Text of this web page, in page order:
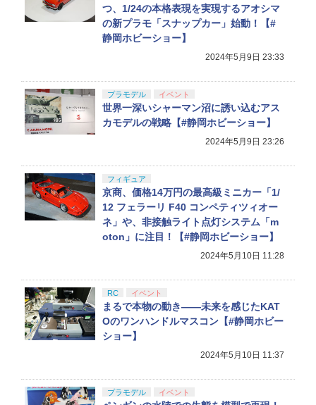
つ、1/24の本格表現を実現するアオシマ
の新プラモ「スナップカー」始動！【#
静岡ホビーショー】
2024年5月9日 23:33
プラモデル イベント
世界一深いシャーマン沼に誘い込むアス
カモデルの戦略【#静岡ホビーショー】
2024年5月9日 23:26
フィギュア
京商、価格14万円の最高級ミニカー「1/
12 フェラーリ F40 コンペティツィオー
ネ」や、非接触ライト点灯システム「m
oton」に注目！【#静岡ホビーショー】
2024年5月10日 11:28
RC イベント
まるで本物の動き――未来を感じたKAT
Oのワンハンドルマスコン【#静岡ホビー
ショー】
2024年5月10日 11:37
プラモデル イベント